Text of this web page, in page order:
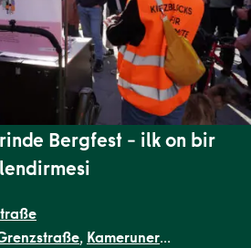
Bergfest – ilk on bir
, Kameruner